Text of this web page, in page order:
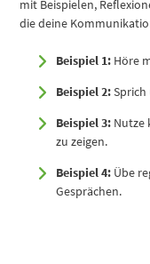
mit Beispielen,
die deine
Beispiel 1: Höre
Beispiel 2:
Beispiel 3: Nutze
zu zeigen.
Beispiel 4: Übe
Gesprächen.